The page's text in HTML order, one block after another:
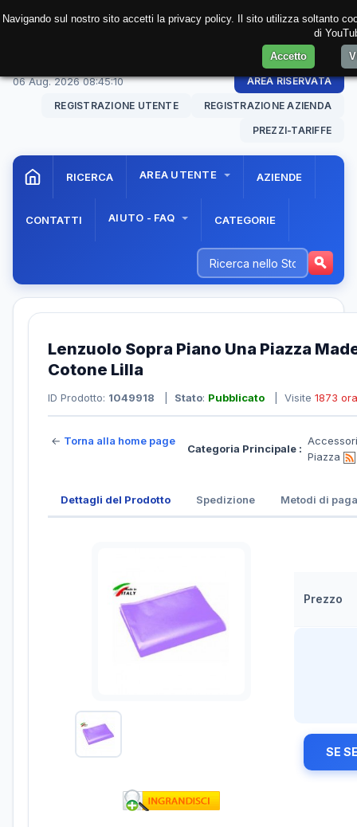
06 Aug. 202608:45:10 AREA RISERVATA
REGISTRAZIONE UTENTE REGISTRAZIONE AZIENDA
PREZZI-TARIFFE
RICERCA AREA UTENTE AZIENDE
CONTATTI AIUTO - FAQ CATEGORIE
Lenzuolo Sopra Piano Una Piazza
Cotone Lilla
ID Prodotto: 1049918 Stato: Pubblicato | Visite 1873 ora
← Torna alla home page
Categoria Principale :
Piazza
Dettagli del Prodotto Spedizione Metodi di
Prezzo
SE
Navigando sul nostro sito accetti la privacy policy. Il sito utilizza soltanto
di
Accetto